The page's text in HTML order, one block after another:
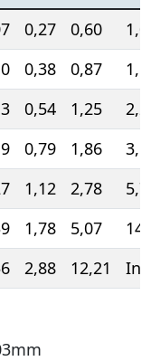
0,27 0,60
0,38 0,87
0,54 1,25
0,79 1,86
1,12 2,78
1,78 5,07
2,88 12,21